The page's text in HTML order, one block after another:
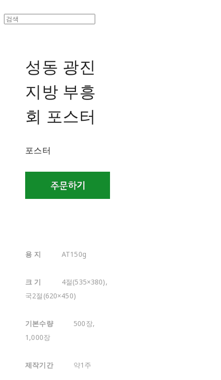
성동 광진
지방 부흥
회 포스터
포스터
용 지 AT150g
크 기
4절(535×380),
국2절(620×450)
기본수량
500장,
1,000장
제작기간 약1주